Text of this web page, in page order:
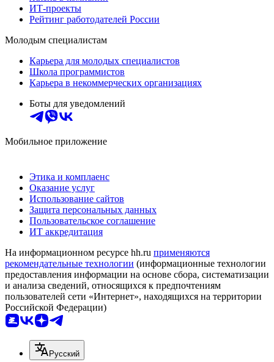
ИТ-проекты
Рейтинг работодателей России
Молодым специалистам
Карьера для молодых специалистов
Школа программистов
Карьера в некоммерческих организациях
Боты для уведомлений
Мобильное приложение
Этика и комплаенс
Оказание услуг
Использование сайтов
Защита персональных данных
Пользовательское соглашение
ИТ аккредитация
На информационном ресурсе hh.ru применяются
рекомендательные технологии (информационные технологии
предоставления информации на основе сбора, систематизации
и анализа сведений, относящихся к предпочтениям
пользователей сети «Интернет», находящихся на территории
Российской Федерации)
Русский